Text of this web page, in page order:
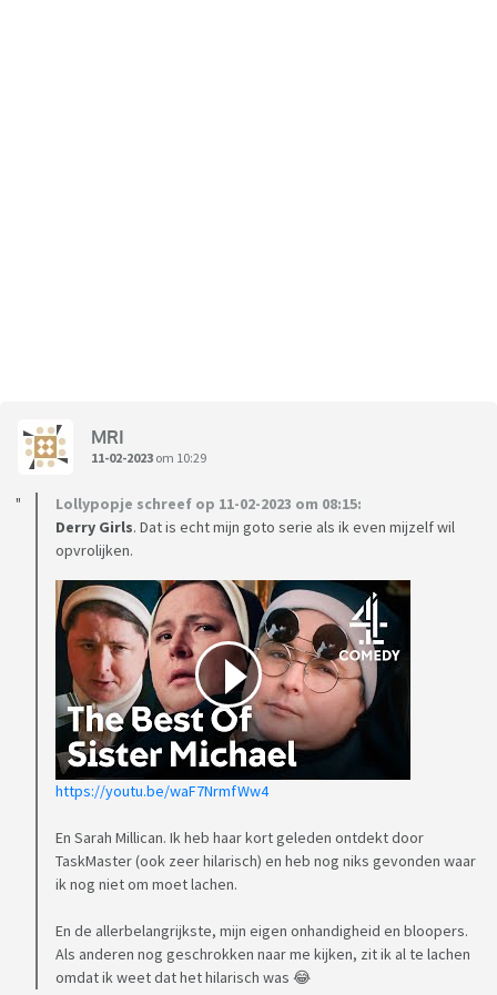
MRI
11-02-2023 om 10:29
Lollypopje schreef op 11-02-2023 om 08:15:
Derry Girls. Dat is echt mijn goto serie als ik even mijzelf wil
opvrolijken.
https://youtu.be/waF7NrmfWw4
En Sarah Millican. Ik heb haar kort geleden ontdekt door
TaskMaster (ook zeer hilarisch) en heb nog niks gevonden waar
ik nog niet om moet lachen.
En de allerbelangrijkste, mijn eigen onhandigheid en bloopers.
Als anderen nog geschrokken naar me kijken, zit ik al te lachen
omdat ik weet dat het hilarisch was 😂